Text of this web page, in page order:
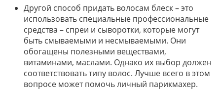
Другой способ придать волосам блеск – это
использовать специальные профессиональные
средства – спреи и сыворотки, которые могут
быть смываемыми и несмываемыми. Они
обогащены полезными веществами,
витаминами, маслами. Однако их выбор должен
соответствовать типу волос. Лучше всего в этом
вопросе может помочь личный парикмахер.